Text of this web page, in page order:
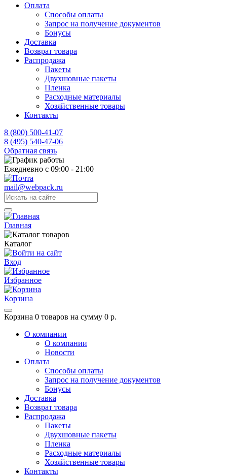
Оплата
Способы оплаты
Запрос на получение документов
Бонусы
Доставка
Возврат товара
Распродажа
Пакеты
Двухшовные пакеты
Пленка
Расходные материалы
Хозяйственные товары
Контакты
8 (800) 500-41-07
8 (495) 540-47-06
Обратная связь
Ежедневно с 09:00 - 21:00
mail@webpack.ru
Главная
Каталог
Вход
Избранное
Корзина
Корзина 0 товаров на сумму 0 р.
О компании
О компании
Новости
Оплата
Способы оплаты
Запрос на получение документов
Бонусы
Доставка
Возврат товара
Распродажа
Пакеты
Двухшовные пакеты
Пленка
Расходные материалы
Хозяйственные товары
Контакты